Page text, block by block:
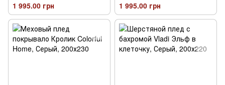
1 995.00 грн 1 995.00 грн